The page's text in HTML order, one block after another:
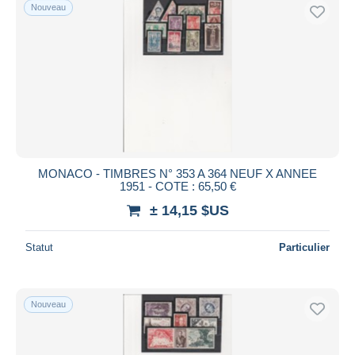
Nouveau
MONACO - TIMBRES N° 353 A 364 NEUF X ANNEE
1951 - COTE : 65,50 €
± 14,15 $US
Statut Particulier
Nouveau